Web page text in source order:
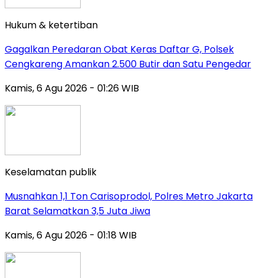
Hukum & ketertiban
Gagalkan Peredaran Obat Keras Daftar G, Polsek
Cengkareng Amankan 2.500 Butir dan Satu Pengedar
Kamis, 6 Agu 2026 - 01:26 WIB
Keselamatan publik
Musnahkan 1,1 Ton Carisoprodol, Polres Metro Jakarta
Barat Selamatkan 3,5 Juta Jiwa
Kamis, 6 Agu 2026 - 01:18 WIB